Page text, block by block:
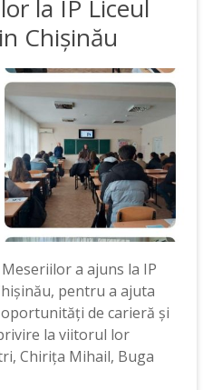
la IP Liceul
Chișinău
a ajuns la IP
pentru a ajuta
de carieră și
la viitorul lor
Chirița Mihail, Buga